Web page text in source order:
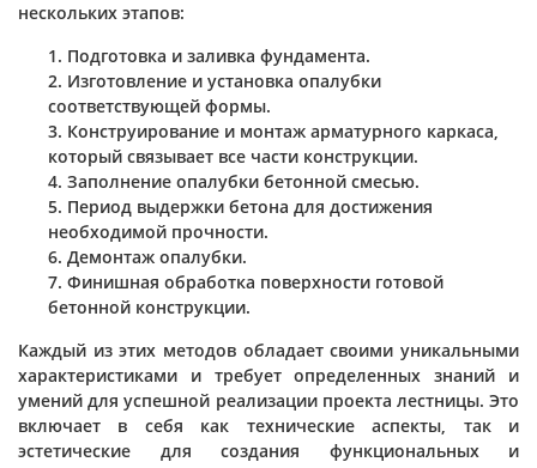
нескольких этапов:
Подготовка и заливка фундамента.
Изготовление и установка опалубки
соответствующей формы.
Конструирование и монтаж арматурного каркаса,
который связывает все части конструкции.
Заполнение опалубки бетонной смесью.
Период выдержки бетона для достижения
необходимой прочности.
Демонтаж опалубки.
Финишная обработка поверхности готовой
бетонной конструкции.
Каждый из этих методов обладает своими уникальными
характеристиками и требует определенных знаний и
умений для успешной реализации проекта лестницы. Это
включает в себя как технические аспекты, так и
эстетические для создания функциональных и